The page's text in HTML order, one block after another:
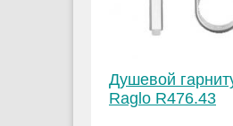
Душевой
Raglo R476.43